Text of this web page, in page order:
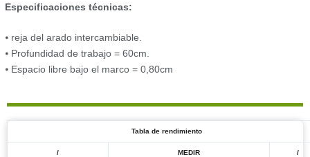
Especificaciones técnicas:
⦁ reja del arado intercambiable.
⦁ Profundidad de trabajo = 60cm.
⦁ Espacio libre bajo el marco = 0,80cm
Tabla de rendimiento
/ MEDIR /